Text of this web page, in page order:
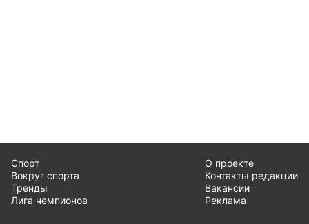
Спорт
Вокруг спорта
Тренды
Лига чемпионов
О проекте
Контакты редакции
Вакансии
Реклама